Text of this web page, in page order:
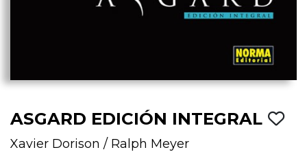
ASGARD EDICIÓN INTEGRAL
Xavier Dorison / Ralph Meyer